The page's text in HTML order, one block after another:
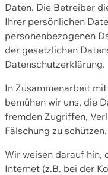
Daten. Die Betreiber
Ihrer persönlichen
personenbezogenen
der gesetzlichen
Datenschutzerklärung.
In Zusammenarbeit
bemühen wir uns, die
fremden Zugriffen,
Fälschung zu schützen.
Wir weisen darauf hin,
Internet (z.B. bei der